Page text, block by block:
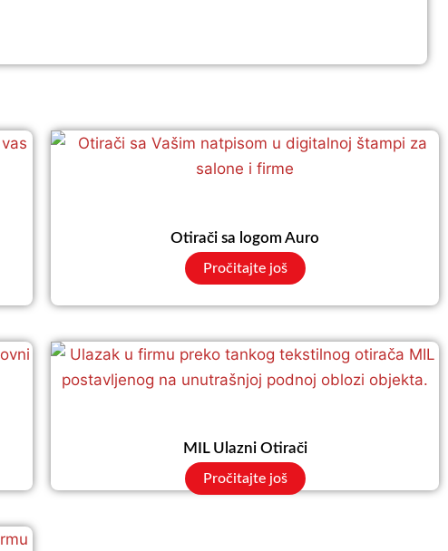
Otirači sa logom Auro
Pročitajte još
MIL Ulazni Otirači
Pročitajte još